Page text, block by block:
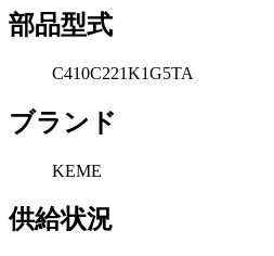
部品型式
C410C221K1G5TA
ブランド
KEME
供給状況